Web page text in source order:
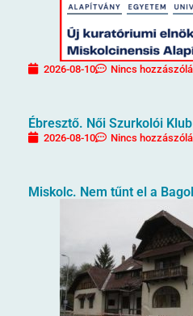
2026-08-10 Nincs
Ébresztő. Női Szurkolói Klub
2026-08-10 Nincs
Miskolc. Nem tűnt el a